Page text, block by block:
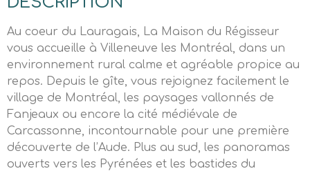
Au coeur du Lauragais, La Maison du Régisseur
vous accueille à Villeneuve les Montréal, dans un
environnement rural calme et agréable propice au
repos. Depuis le gîte, vous rejoignez facilement le
village de Montréal, les paysages vallonnés de
Fanjeaux ou encore la cité médiévale de
Carcassonne, incontournable pour une première
découverte de l’Aude. Plus au sud, les panoramas
ouverts vers les Pyrénées et les bastides du